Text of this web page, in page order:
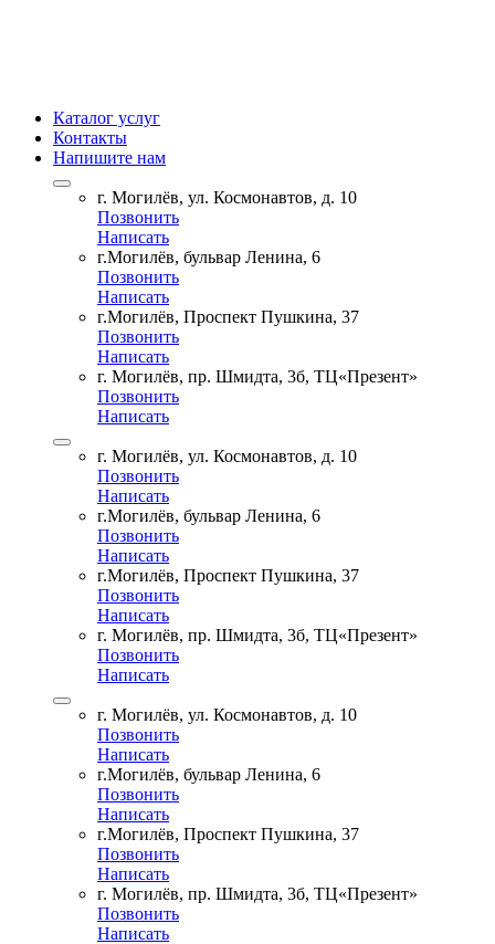
Каталог услуг
Контакты
Напишите нам
г. Могилёв, ул. Космонавтов, д. 10
Позвонить
Написать
г.Могилёв, бульвар Ленина, 6
Позвонить
Написать
г.Могилёв, Проспект Пушкина, 37
Позвонить
Написать
г. Могилёв, пр. Шмидта, 3б, ТЦ«Презент»
Позвонить
Написать
г. Могилёв, ул. Космонавтов, д. 10
Позвонить
Написать
г.Могилёв, бульвар Ленина, 6
Позвонить
Написать
г.Могилёв, Проспект Пушкина, 37
Позвонить
Написать
г. Могилёв, пр. Шмидта, 3б, ТЦ«Презент»
Позвонить
Написать
г. Могилёв, ул. Космонавтов, д. 10
Позвонить
Написать
г.Могилёв, бульвар Ленина, 6
Позвонить
Написать
г.Могилёв, Проспект Пушкина, 37
Позвонить
Написать
г. Могилёв, пр. Шмидта, 3б, ТЦ«Презент»
Позвонить
Написать